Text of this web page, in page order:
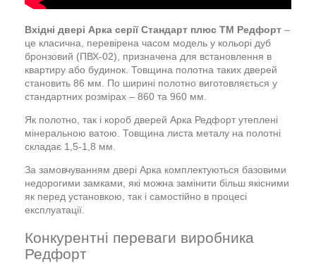
Вхідні двері Арка серії Стандарт плюс ТМ Редфорт –
це класична, перевірена часом модель у кольорі дуб
бронзовий (ПВХ-02), призначена для встановлення в
квартиру або будинок. Товщина полотна таких дверей
становить 86 мм. По ширині полотно виготовляється у
стандартних розмірах – 860 та 960 мм.
Як полотно, так і короб дверей Арка Редфорт утеплені
мінеральною ватою. Товщина листа металу на полотні
складає 1,5-1,8 мм.
За замовчуванням двері Арка комплектуються базовими
недорогими замками, які можна замінити більш якісними
як перед установкою, так і самостійно в процесі
експлуатації.
Конкурентні переваги виробника
Редфорт